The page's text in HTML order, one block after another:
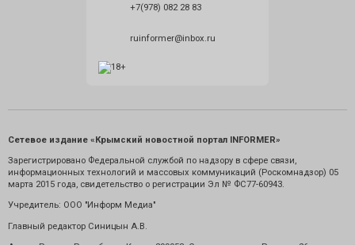
+7(978) 082 28 83
ruinformer@inbox.ru
Сетевое издание «Крымский новостной портал INFORMER»
Зарегистрировано Федеральной службой по надзору в сфере связи,
информационных технологий и массовых коммуникаций (Роскомнадзор) 05
марта 2015 года, свидетельство о регистрации Эл № ФС77-60943.
Учредитель: ООО "Информ Медиа"
Главный редактор Синицын А.В.